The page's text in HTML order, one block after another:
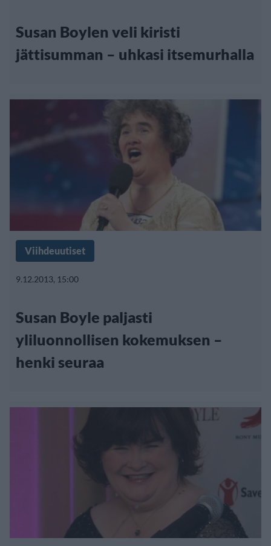
Susan Boylen veli kiristi
jättisumman – uhkasi itsemurhalla
Viihdeuutiset
9.12.2013, 15:00
Susan Boyle paljasti
yliluonnollisen kokemuksen –
henki seuraa